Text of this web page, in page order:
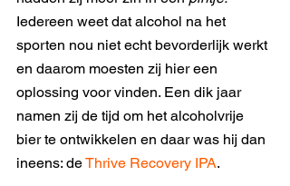
Iedereen weet dat alcohol na het
sporten nou niet echt bevorderlijk werkt
en daarom moesten zij hier een
oplossing voor vinden. Een dik jaar
namen zij de tijd om het alcoholvrije
bier te ontwikkelen en daar was hij dan
ineens: de Thrive Recovery IPA.